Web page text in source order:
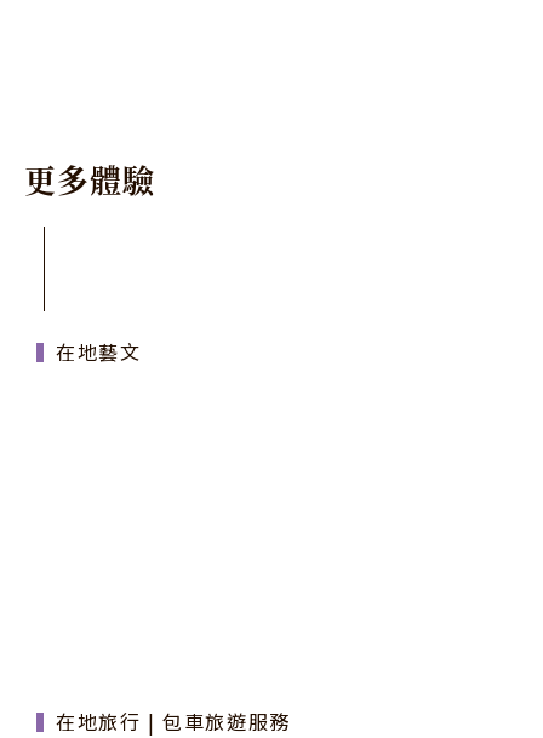
更多體驗
在地藝文
在地旅行 | 包車旅遊服務